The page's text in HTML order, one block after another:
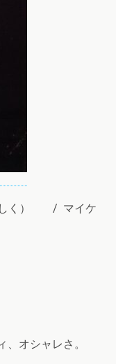
く） / マイケ
オシャレさ。